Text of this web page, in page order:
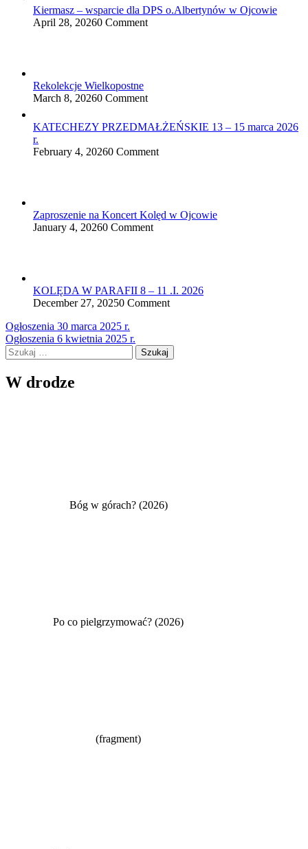
Kiermasz – wsparcie dla DPS o.Albertynów w Ojcowie
April 28, 20260 Comment
Rekolekcje Wielkopostne
March 8, 20260 Comment
KATECHEZY PRZEDMAŁŻEŃSKIE 13 – 15 marca 2026
r.
February 4, 20260 Comment
Zaproszenie na Koncert Kolęd w Ojcowie
January 4, 20260 Comment
KOLĘDA W PARAFII 8 – 11 .I. 2026
December 27, 20250 Comment
Nawigacja
wpisu
Ogłoszenia 30 marca 2025 r.
Ogłoszenia 6 kwietnia 2025 r.
Szukaj:
W drodze
Bóg w górach? (2026)
Po co pielgrzymować? (2026)
(fragment)